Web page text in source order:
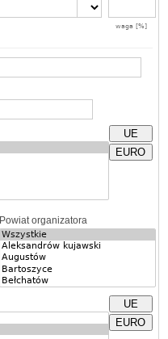
waga [%]
UE
EURO
Powiat organizatora
UE
EURO